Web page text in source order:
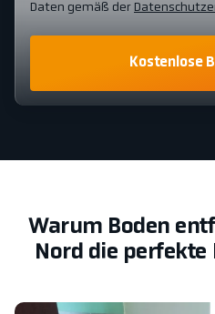
Daten gemäß der
Kostenlose
Warum Boden
Nord die perfekte